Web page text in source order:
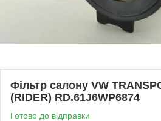
Фільтр салону VW
(RIDER) RD.61J6WP6874
Готово до відправки